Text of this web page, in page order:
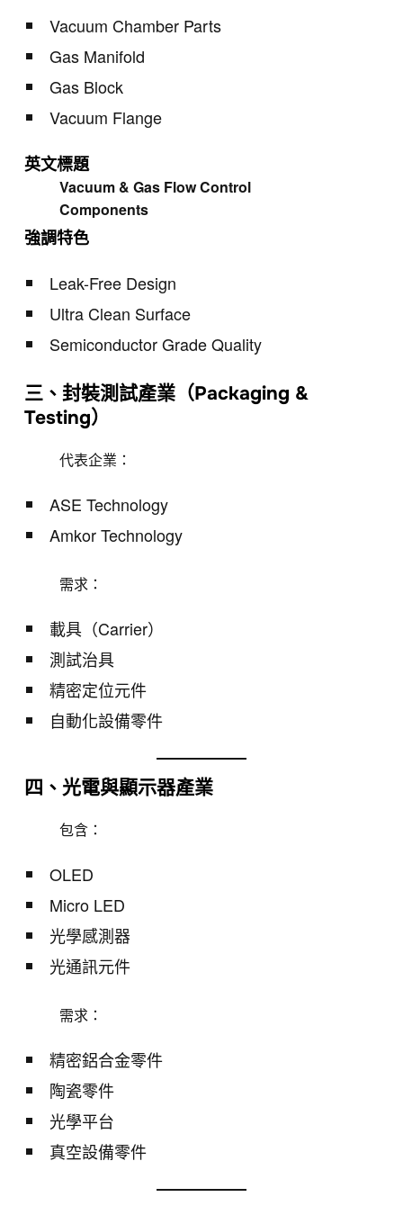
Vacuum Chamber Parts
Gas Manifold
Gas Block
Vacuum Flange
英文標題
Vacuum & Gas Flow Control
Components
強調特色
Leak-Free Design
Ultra Clean Surface
Semiconductor Grade Quality
三、封裝測試產業（Packaging &
Testing）
代表企業：
ASE Technology
Amkor Technology
需求：
載具（Carrier）
測試治具
精密定位元件
自動化設備零件
四、光電與顯示器產業
包含：
OLED
Micro LED
光學感測器
光通訊元件
需求：
精密鋁合金零件
陶瓷零件
光學平台
真空設備零件